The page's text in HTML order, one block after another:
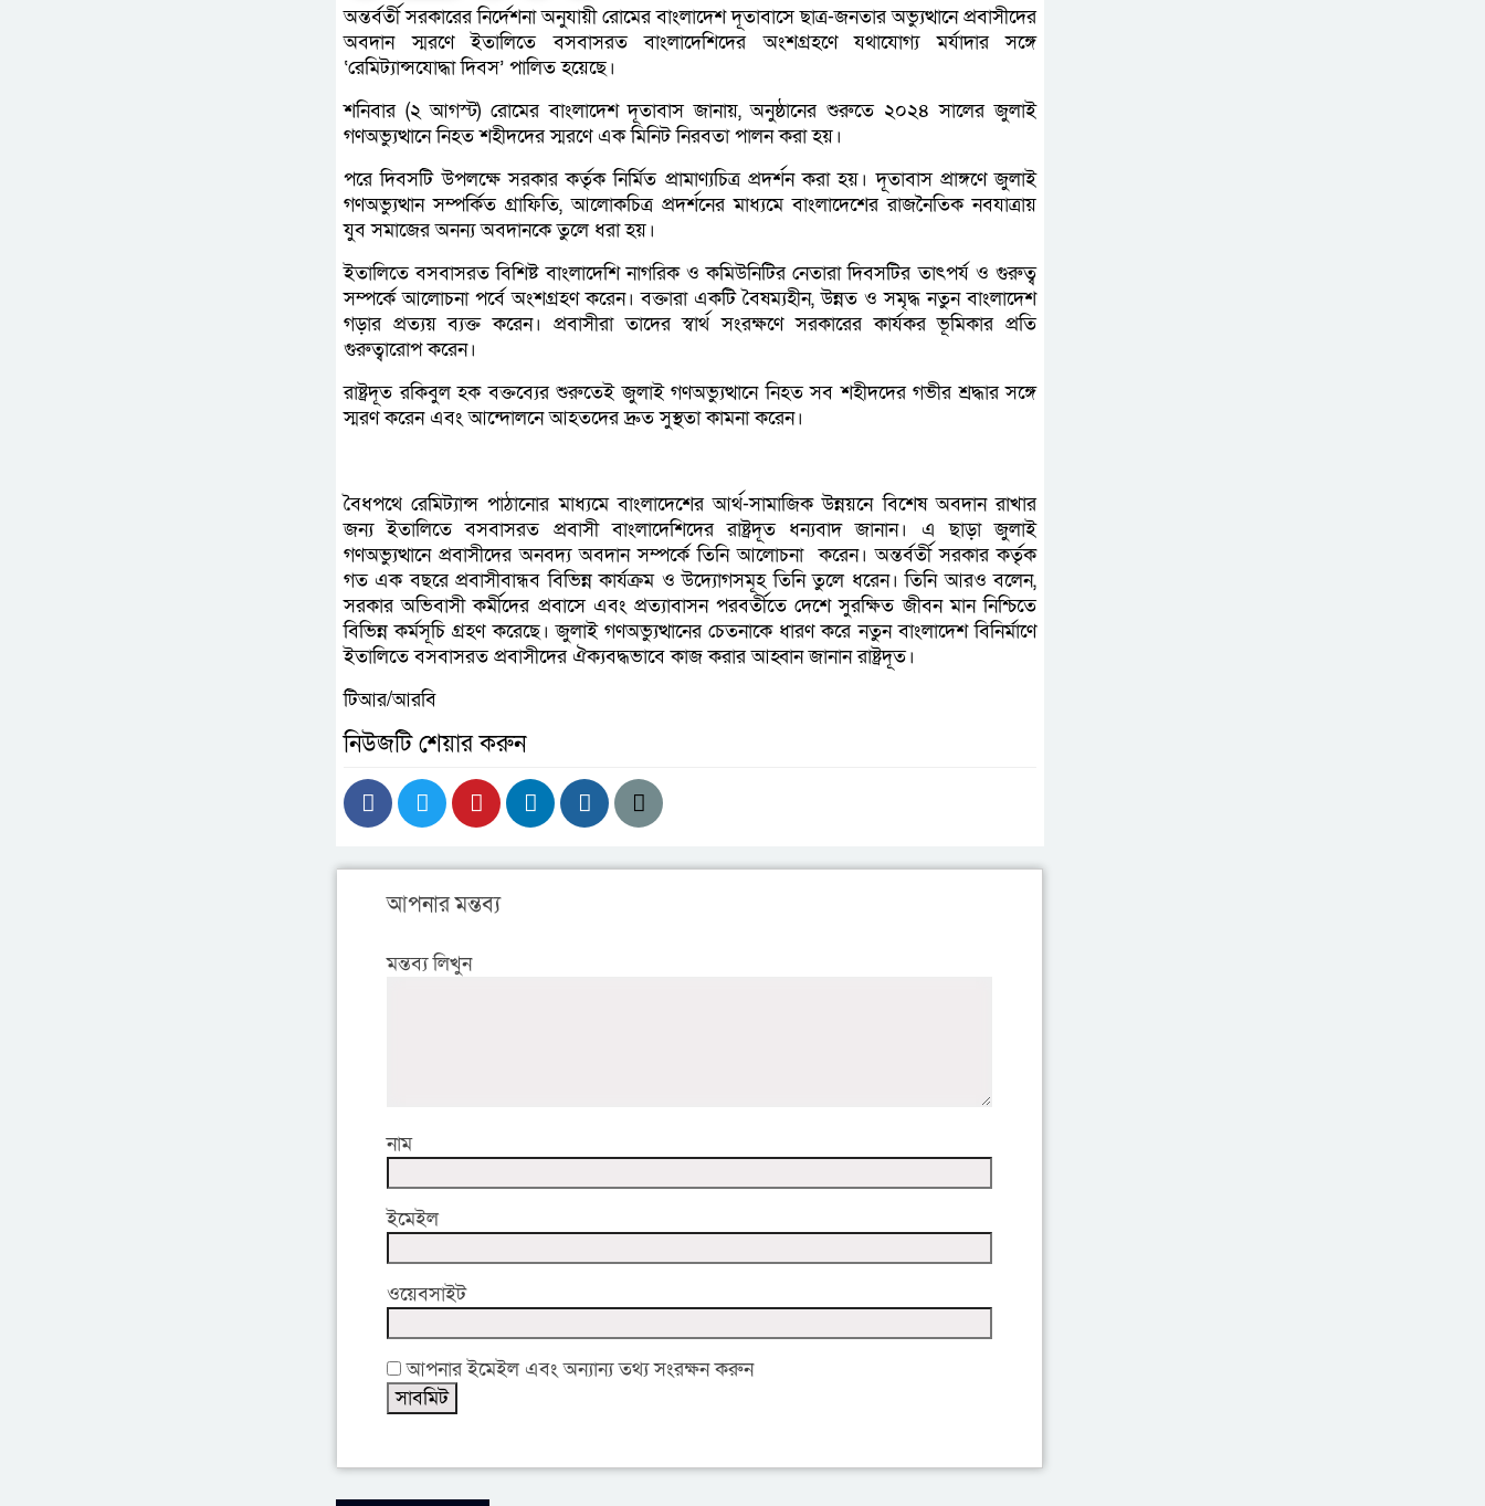
অন্তর্বর্তী সরকারের নির্দেশনা অনুযায়ী রোমের বাংলাদেশ দূতাবাসে ছাত্র-জনতার অভ্যুত্থানে প্রবাসীদের
অবদান স্মরণে ইতালিতে বসবাসরত বাংলাদেশিদের অংশগ্রহণে যথাযোগ্য মর্যাদার সঙ্গে
‘রেমিট্যান্সযোদ্ধা দিবস’ পালিত হয়েছে।
শনিবার (২ আগস্ট) রোমের বাংলাদেশ দূতাবাস জানায়, অনুষ্ঠানের শুরুতে ২০২৪ সালের জুলাই
গণঅভ্যুত্থানে নিহত শহীদদের স্মরণে এক মিনিট নিরবতা পালন করা হয়।
পরে দিবসটি উপলক্ষে সরকার কর্তৃক নির্মিত প্রামাণ্যচিত্র প্রদর্শন করা হয়। দূতাবাস প্রাঙ্গণে জুলাই
গণঅভ্যুত্থান সম্পর্কিত গ্রাফিতি, আলোকচিত্র প্রদর্শনের মাধ্যমে বাংলাদেশের রাজনৈতিক নবযাত্রায়
যুব সমাজের অনন্য অবদানকে তুলে ধরা হয়।
ইতালিতে বসবাসরত বিশিষ্ট বাংলাদেশি নাগরিক ও কমিউনিটির নেতারা দিবসটির তাৎপর্য ও গুরুত্ব
সম্পর্কে আলোচনা পর্বে অংশগ্রহণ করেন। বক্তারা একটি বৈষম্যহীন, উন্নত ও সমৃদ্ধ নতুন বাংলাদেশ
গড়ার প্রত্যয় ব্যক্ত করেন। প্রবাসীরা তাদের স্বার্থ সংরক্ষণে সরকারের কার্যকর ভূমিকার প্রতি
গুরুত্বারোপ করেন।
রাষ্ট্রদূত রকিবুল হক বক্তব্যের শুরুতেই জুলাই গণঅভ্যুত্থানে নিহত সব শহীদদের গভীর শ্রদ্ধার সঙ্গে
স্মরণ করেন এবং আন্দোলনে আহতদের দ্রুত সুস্থতা কামনা করেন।
বৈধপথে রেমিট্যান্স পাঠানোর মাধ্যমে বাংলাদেশের আর্থ-সামাজিক উন্নয়নে বিশেষ অবদান রাখার
জন্য ইতালিতে বসবাসরত প্রবাসী বাংলাদেশিদের রাষ্ট্রদূত ধন্যবাদ জানান। এ ছাড়া জুলাই
গণঅভ্যুত্থানে প্রবাসীদের অনবদ্য অবদান সম্পর্কে তিনি আলোচনা করেন। অন্তর্বর্তী সরকার কর্তৃক
গত এক বছরে প্রবাসীবান্ধব বিভিন্ন কার্যক্রম ও উদ্যোগসমূহ তিনি তুলে ধরেন। তিনি আরও বলেন,
সরকার অভিবাসী কর্মীদের প্রবাসে এবং প্রত্যাবাসন পরবর্তীতে দেশে সুরক্ষিত জীবন মান নিশ্চিতে
বিভিন্ন কর্মসূচি গ্রহণ করেছে। জুলাই গণঅভ্যুত্থানের চেতনাকে ধারণ করে নতুন বাংলাদেশ বিনির্মাণে
ইতালিতে বসবাসরত প্রবাসীদের ঐক্যবদ্ধভাবে কাজ করার আহ্বান জানান রাষ্ট্রদূত।
টিআর/আরবি
নিউজটি শেয়ার করুন
আপনার মন্তব্য
মন্তব্য লিখুন
নাম
ইমেইল
ওয়েবসাইট
আপনার ইমেইল এবং অন্যান্য তথ্য সংরক্ষন করুন